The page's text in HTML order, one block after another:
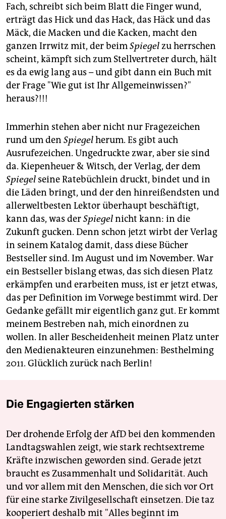
Fach, schreibt sich beim Blatt die Finger wund,
erträgt das Hick und das Hack, das Häck und das
Mäck, die Macken und die Kacken, macht den
ganzen Irrwitz mit, der beimSpiegelzu herrschen
scheint, kämpft sich zum Stellvertreter durch, hält
es da ewig lang aus – und gibt dann ein Buch mit
der Frage "Wie gut ist Ihr Allgemeinwissen?"
heraus?!!!
Immerhin stehen aber nicht nur Fragezeichen
rund um den Spiegelherum. Es gibt auch
Ausrufezeichen. Ungedruckte zwar, aber sie sind
da. Kiepenheuer & Witsch, der Verlag, der dem
Spiegel seine Ratebüchlein druckt, bindet und in
die Läden bringt, und der den hinreißendsten und
allerweltbesten Lektor überhaupt beschäftigt,
kann das, was derSpiegelnicht kann: in die
Zukunft gucken. Denn schon jetzt wirbt der Verlag
in seinem Katalog damit, dass diese Bücher
Bestseller sind. Im August und im November. War
ein Bestseller bislang etwas, das sich diesen Platz
erkämpfen und erarbeiten muss, ist er jetzt etwas,
das per Definition im Vorwege bestimmt wird. Der
Gedanke gefällt mir eigentlich ganz gut. Er kommt
meinem Bestreben nah, mich einordnen zu
wollen. In aller Bescheidenheit meinen Platz unter
den Medienakteuren einzunehmen: Besthelming
2011. Glücklich zurück nach Berlin!
Die Engagierten stärken
Der drohende Erfolg der AfD bei den kommenden
Landtagswahlen zeigt, wie stark rechtsextreme
Kräfte inzwischen geworden sind. Gerade jetzt
braucht es Zusammenhalt und Solidarität. Auch
und vor allem mit den Menschen, die sich vor Ort
für eine starke Zivilgesellschaft einsetzen. Die taz
kooperiert deshalb mit "Alles beginnt im